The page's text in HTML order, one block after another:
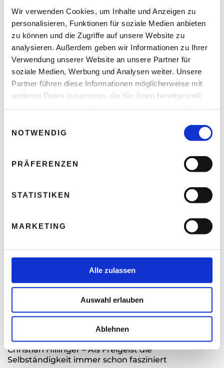
Wir verwenden Cookies, um Inhalte und Anzeigen zu
personalisieren, Funktionen für soziale Medien anbieten
zu können und die Zugriffe auf unsere Website zu
analysieren. Außerdem geben wir Informationen zu Ihrer
Verwendung unserer Website an unsere Partner für
soziale Medien, Werbung und Analysen weiter. Unsere
Partner führen diese Informationen möglicherweise mit
weiteren Daten zusammen, die Sie ihnen bereitgestellt
NOTWENDIG
PRÄFERENZEN
STATISTIKEN
MARKETING
Alle zulassen
Auswahl erlauben
Ablehnen
lebensgefährlich wird
Christian Hillinger – Als Freigeist die
Selbständigkeit immer schon fasziniert